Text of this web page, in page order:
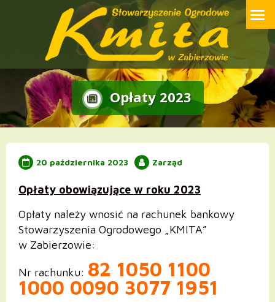
Strona internetowa Stowarzyszenia Ogrodowego ROD Kmita w
Zabierzowie
Opłaty 2023
20 października 2023 Zarząd
Opłaty obowiązujące w roku 2023
Opłaty należy wnosić na rachunek bankowy
Stowarzyszenia Ogrodowego „KMITA”
w Zabierzowie:
Nr rachunku: 82 1050 1100
1000 0090 3077 1951